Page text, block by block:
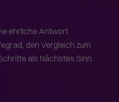
ehrliche Antwort.
den Vergleich zum
als Nächstes Sinn